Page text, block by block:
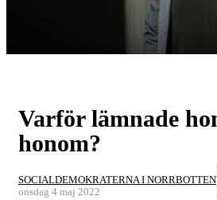
Varför lämnade
honom?
SOCIALDEMOKRATERNA I NORRBOTTEN
onsdag 4 maj 2022